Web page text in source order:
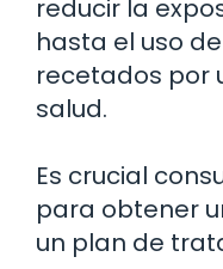
reducir la
hasta el uso
recetados por
salud.
Es crucial
para obtener
un plan de